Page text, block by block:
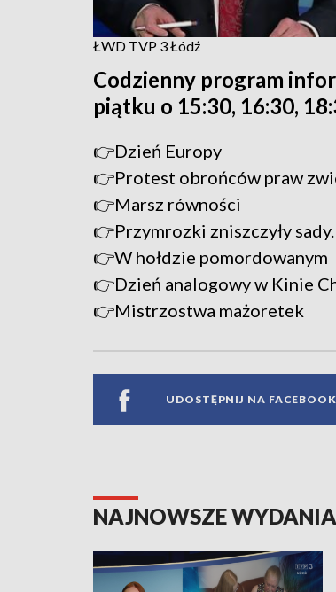
ŁWD TVP 3 Łódź
Codzienny program
piątku o 15:30, 16:30,
👉Dzień Europy
👉Protest obrońców praw
👉Marsz równości
👉Przymrozki zniszczyły
👉W hołdzie pomordowanym
👉Dzień analogowy w Kinie
👉Mistrzostwa mażoretek
UDOSTĘPNIJ NA
NAJNOWSZE